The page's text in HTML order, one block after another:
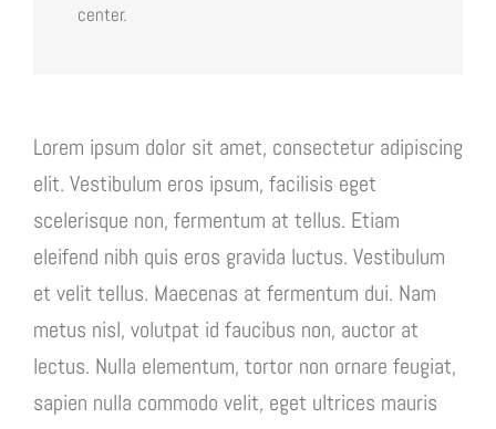
center.
Lorem ipsum dolor sit amet, consectetur adipiscing
elit. Vestibulum eros ipsum, facilisis eget
scelerisque non, fermentum at tellus. Etiam
eleifend nibh quis eros gravida luctus. Vestibulum
et velit tellus. Maecenas at fermentum dui. Nam
metus nisl, volutpat id faucibus non, auctor at
lectus. Nulla elementum, tortor non ornare feugiat,
sapien nulla commodo velit, eget ultrices mauris